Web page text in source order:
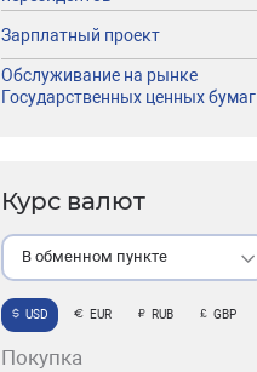
Зарплатный проект
Обслуживание на рынке
Государственных ценных бумаг
Курс валют
В обменном пункте
USD EUR RUB GBP
Покупка